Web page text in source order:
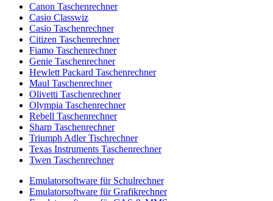
Canon Taschenrechner
Casio Classwiz
Casio Taschenrechner
Citizen Taschenrechner
Fiamo Taschenrechner
Genie Taschenrechner
Hewlett Packard Taschenrechner
Maul Taschenrechner
Olivetti Taschenrechner
Olympia Taschenrechner
Rebell Taschenrechner
Sharp Taschenrechner
Triumph Adler Tischrechner
Texas Instruments Taschenrechner
Twen Taschenrechner
Emulatorsoftware für Schulrechner
Emulatorsoftware für Grafikrechner